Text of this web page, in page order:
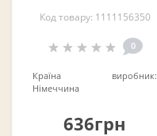
Код товару: 1111156350
0
Країна виробник:
Німеччина
636грн